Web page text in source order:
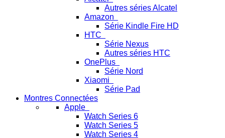
Autres séries Alcatel
Amazon
Série Kindle Fire HD
HTC
Série Nexus
Autres séries HTC
OnePlus
Série Nord
Xiaomi
Série Pad
Montres Connectées
Apple
Watch Series 6
Watch Series 5
Watch Series 4